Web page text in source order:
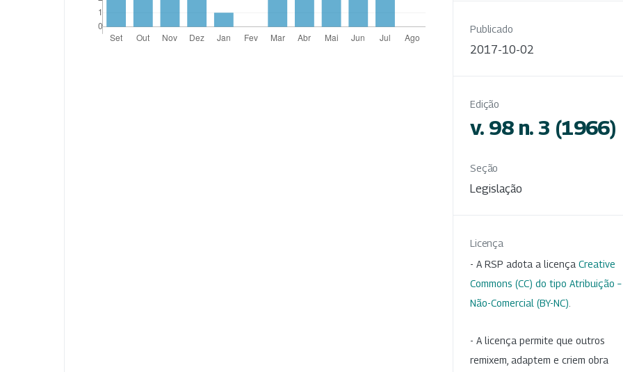
Publicado
2017-10-02
Edição
v. 98 n. 3 (1966)
Seção
Legislação
Licença
- A RSP adota a licença Creative
Commons (CC) do tipo Atribuição –
Não-Comercial (BY-NC)
- A licença permite que outros
remixem, adaptem e criem obra